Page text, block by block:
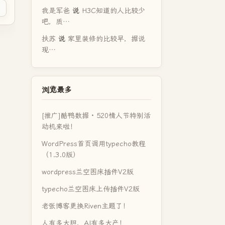
我是军爸 说 H3C知道的人比较少
吧，质…
扶苏 说 家里装修的比较早，据说
现…
浏览最多
[推广]酷鸭数据 · 520情人节特别活
动机来啦！
WordPress首页调用typecho教程
（1.3.0版）
wordpress兰空图床插件V2版
typecho兰空图床上传插件V2版
老张博客更换Riven主题了！
人有多大胆，AI有多大产！